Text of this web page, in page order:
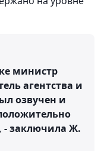
министр
агентства и
озвучен и
- заключила Ж.